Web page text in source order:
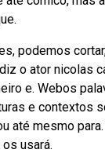
podemos
o ator nicolas
e. Webos
e contextos
até mesmo
usará.